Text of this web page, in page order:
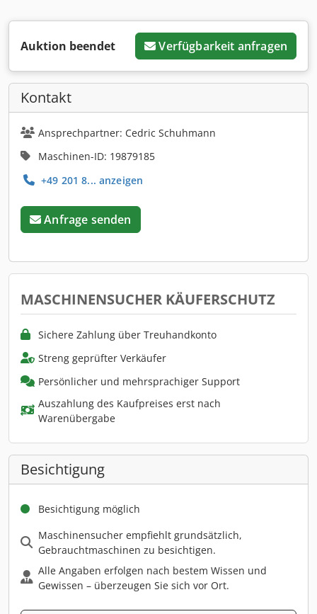
Auktion beendet Verfügbarkeit anfragen
Kontakt
Ansprechpartner: Cedric Schuhmann
Maschinen-ID: 19879185
+49 201 8... anzeigen
Anfrage senden
MASCHINENSUCHER KÄUFERSCHUTZ
Sichere Zahlung über Treuhandkonto
Streng geprüfter Verkäufer
Persönlicher und mehrsprachiger Support
Auszahlung des Kaufpreises erst nach
Warenübergabe
Besichtigung
Besichtigung möglich
Maschinensucher empfiehlt grundsätzlich,
Gebrauchtmaschinen zu besichtigen.
Alle Angaben erfolgen nach bestem Wissen und
Gewissen – überzeugen Sie sich vor Ort.